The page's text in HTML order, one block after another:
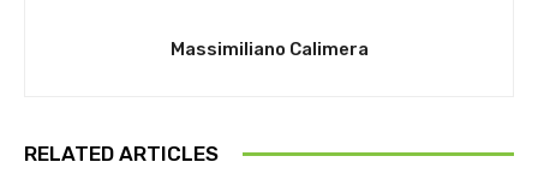
Massimiliano Calimera
RELATED ARTICLES